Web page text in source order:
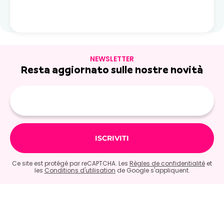
NEWSLETTER
Resta aggiornato sulle nostre novità
Ce site est protégé par reCAPTCHA. Les Règles de confidentialité et
les Conditions d'utilisation de Google s'appliquent.